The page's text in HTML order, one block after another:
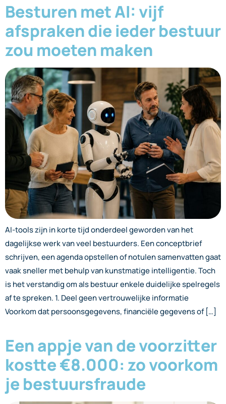
Besturen met AI: vijf
afspraken die ieder bestuur
zou moeten maken
AI-tools zijn in korte tijd onderdeel geworden van het
dagelijkse werk van veel bestuurders. Een conceptbrief
schrijven, een agenda opstellen of notulen samenvatten gaat
vaak sneller met behulp van kunstmatige intelligentie. Toch
is het verstandig om als bestuur enkele duidelijke spelregels
af te spreken. 1. Deel geen vertrouwelijke informatie
Voorkom dat persoonsgegevens, financiële gegevens of […]
Een appje van de voorzitter
kostte €8.000: zo voorkom
je bestuursfraude